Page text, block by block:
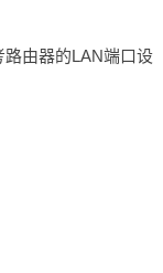
由器的LAN端口设